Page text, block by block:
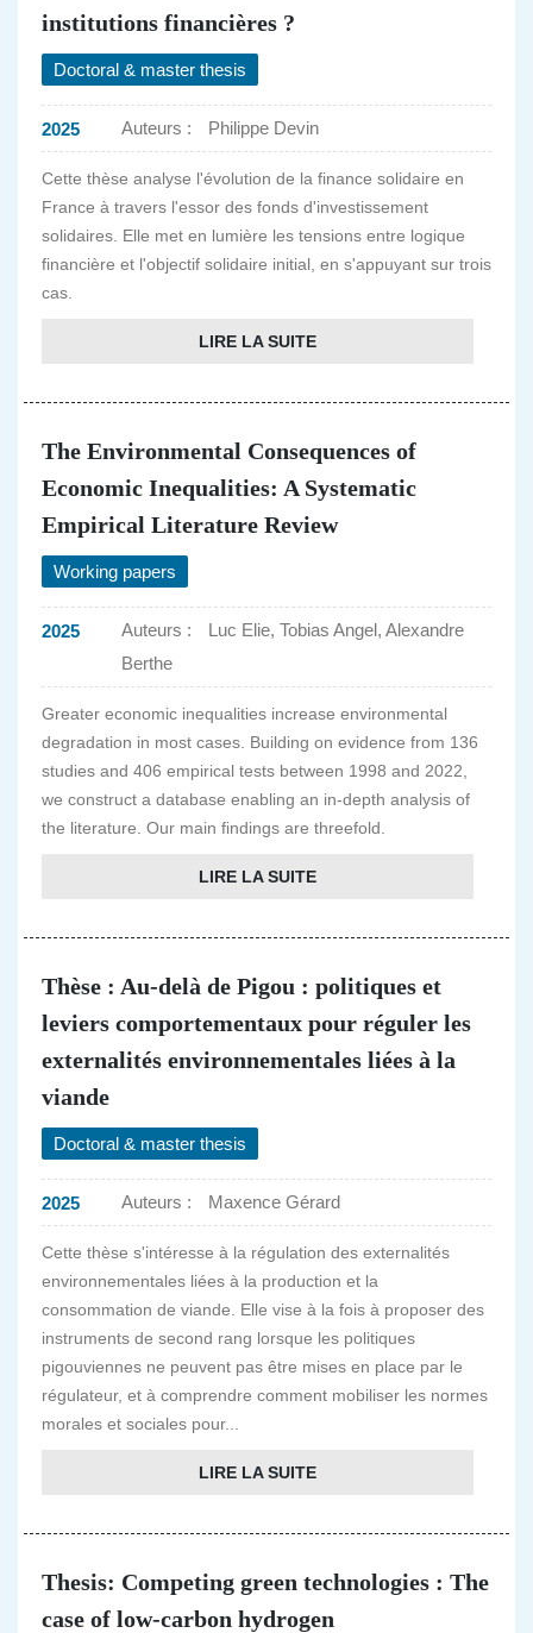
institutions financières ?
Doctoral & master thesis
2025 Auteurs : Philippe Devin
Cette thèse analyse l'évolution de la finance solidaire en
France à travers l'essor des fonds d'investissement
solidaires. Elle met en lumière les tensions entre logique
financière et l'objectif solidaire initial, en s'appuyant sur trois
cas.
LIRE LA SUITE
The Environmental Consequences of
Economic Inequalities: A Systematic
Empirical Literature Review
Working papers
2025 Auteurs :
Luc Elie, Tobias Angel, Alexandre
Berthe
Greater economic inequalities increase environmental
degradation in most cases. Building on evidence from 136
studies and 406 empirical tests between 1998 and 2022,
we construct a database enabling an in-depth analysis of
the literature. Our main findings are threefold.
LIRE LA SUITE
Thèse : Au-delà de Pigou : politiques et
leviers comportementaux pour réguler les
externalités environnementales liées à la
viande
Doctoral & master thesis
2025 Auteurs : Maxence Gérard
Cette thèse s'intéresse à la régulation des externalités
environnementales liées à la production et la
consommation de viande. Elle vise à la fois à proposer des
instruments de second rang lorsque les politiques
pigouviennes ne peuvent pas être mises en place par le
régulateur, et à comprendre comment mobiliser les normes
morales et sociales pour...
LIRE LA SUITE
Thesis: Competing green technologies : The
case of low-carbon hydrogen